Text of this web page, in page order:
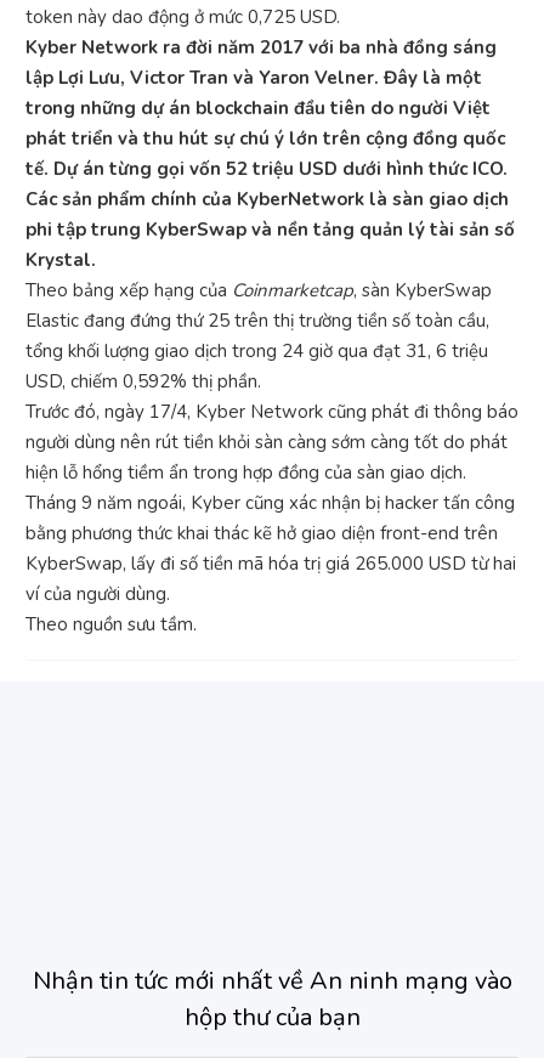
token này dao động ở mức 0,725 USD.
Kyber Network ra đời năm 2017 với ba nhà đồng sáng
lập Lợi Lưu, Victor Tran và Yaron Velner. Đây là một
trong những dự án blockchain đầu tiên do người Việt
phát triển và thu hút sự chú ý lớn trên cộng đồng quốc
tế. Dự án từng gọi vốn 52 triệu USD dưới hình thức ICO.
Các sản phẩm chính của KyberNetwork là sàn giao dịch
phi tập trung KyberSwap và nền tảng quản lý tài sản số
Krystal.
Theo bảng xếp hạng của Coinmarketcap, sàn KyberSwap
Elastic đang đứng thứ 25 trên thị trường tiền số toàn cầu,
tổng khối lượng giao dịch trong 24 giờ qua đạt 31, 6 triệu
USD, chiếm 0,592% thị phần.
Trước đó, ngày 17/4, Kyber Network cũng phát đi thông báo
người dùng nên rút tiền khỏi sàn càng sớm càng tốt do phát
hiện lỗ hổng tiềm ẩn trong hợp đồng của sàn giao dịch.
Tháng 9 năm ngoái, Kyber cũng xác nhận bị hacker tấn công
bằng phương thức khai thác kẽ hở giao diện front-end trên
KyberSwap, lấy đi số tiền mã hóa trị giá 265.000 USD từ hai
ví của người dùng.
Theo nguồn sưu tầm.
Nhận tin tức mới nhất về An ninh mạng vào
hộp thư của bạn